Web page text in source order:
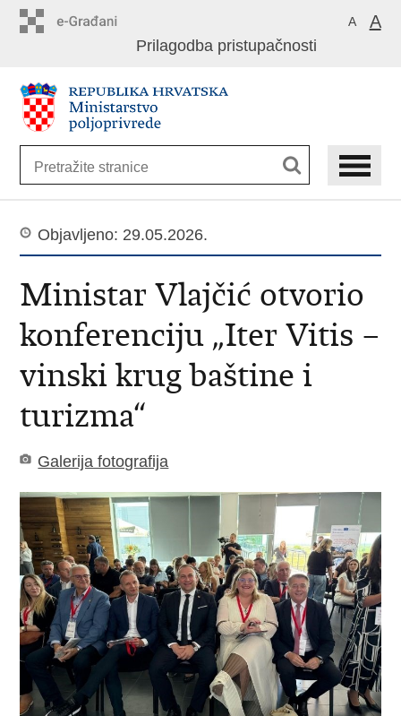
sadržaj
A A
Prilagodba pristupačnosti
Objavljeno: 29.05.2026.
Ministar Vlajčić otvorio
konferenciju „Iter Vitis –
vinski krug baštine i
turizma“
Galerija fotografija